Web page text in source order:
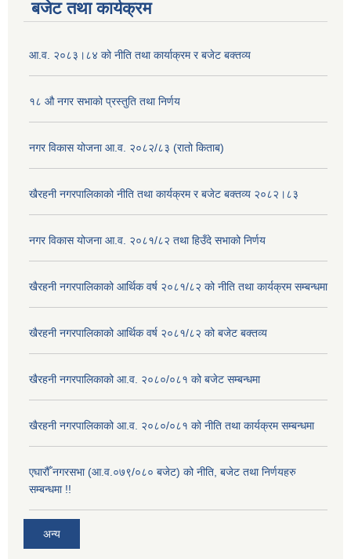
बजेट तथा कार्यक्रम
आ.व. २०८३।८४ को नीति तथा कार्याक्रम र बजेट बक्तव्य
१८ औ नगर सभाको प्रस्तुति तथा निर्णय
नगर विकास योजना आ.व. २०८२/८३ (रातो किताब)
खैरहनी नगरपालिकाको नीति तथा कार्यक्रम र बजेट बक्तव्य २०८२।८३
नगर विकास योजना आ.व. २०८१/८२ तथा हिउँदे सभाको निर्णय
खैरहनी नगरपालिकाको आर्थिक वर्ष २०८१/८२ को नीति तथा कार्यक्रम सम्बन्धमा
खैरहनी नगरपालिकाको आर्थिक वर्ष २०८१/८२ को बजेट बक्तव्य
खैरहनी नगरपालिकाको आ.व. २०८०/०८१ को बजेट सम्बन्धमा
खैरहनी नगरपालिकाको आ.व. २०८०/०८१ को नीति तथा कार्यक्रम सम्बन्धमा
एघारौँ नगरसभा (आ.व.०७९/०८० बजेट) को नीति, बजेट तथा निर्णयहरु
सम्बन्धमा !!
अन्य